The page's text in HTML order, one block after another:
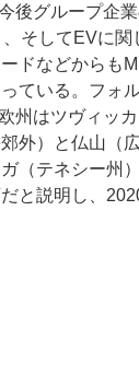
後グループ企
そしてEVに関
ドなどからも
ている。フォ
州はツヴィッカ
外）と仏山（
（テネシー州
と説明し、